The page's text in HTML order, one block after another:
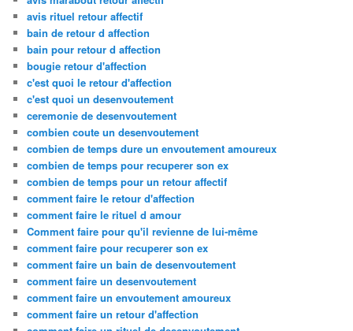
avis rituel retour affectif
bain de retour d affection
bain pour retour d affection
bougie retour d'affection
c'est quoi le retour d'affection
c'est quoi un desenvoutement
ceremonie de desenvoutement
combien coute un desenvoutement
combien de temps dure un envoutement amoureux
combien de temps pour recuperer son ex
combien de temps pour un retour affectif
comment faire le retour d'affection
comment faire le rituel d amour
Comment faire pour qu'il revienne de lui-même
comment faire pour recuperer son ex
comment faire un bain de desenvoutement
comment faire un desenvoutement
comment faire un envoutement amoureux
comment faire un retour d'affection